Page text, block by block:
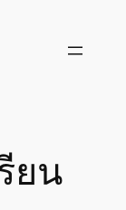
ยน